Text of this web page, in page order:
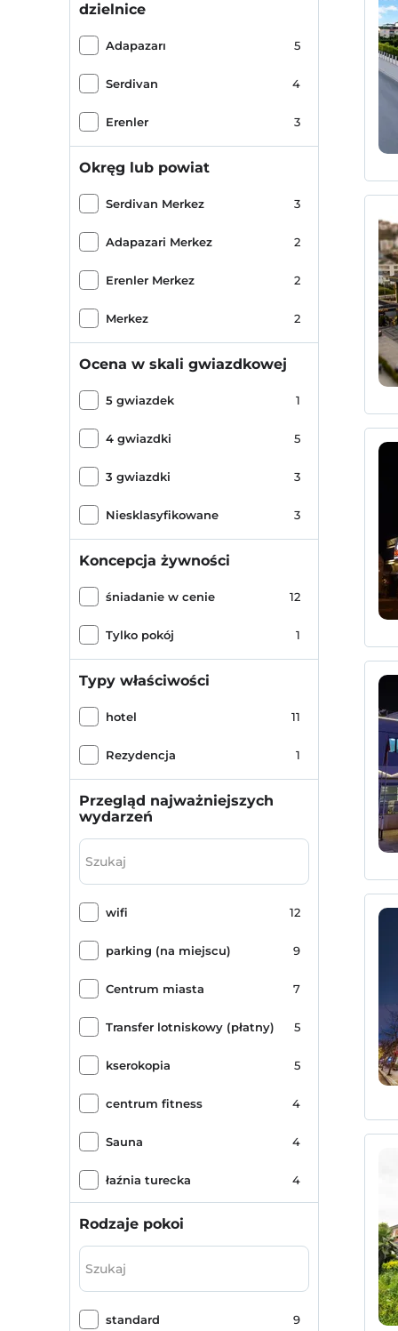
dzielnice
Adapazarı 5
Serdivan 4
Erenler 3
Okręg lub powiat
Serdivan Merkez 3
Adapazari Merkez 2
Erenler Merkez 2
Merkez 2
Ocena w skali gwiazdkowej
5 gwiazdek 1
4 gwiazdki 5
3 gwiazdki 3
Niesklasyfikowane 3
Koncepcja żywności
śniadanie w cenie 12
Tylko pokój 1
Typy właściwości
hotel 11
Rezydencja 1
Przegląd najważniejszych
wydarzeń
wifi 12
parking (na miejscu) 9
Centrum miasta 7
Transfer lotniskowy (płatny) 5
kserokopia 5
centrum fitness 4
Sauna 4
łaźnia turecka 4
Usługa transferu (płatna)
walizka 4
Rodzaje pokoi
standard 9